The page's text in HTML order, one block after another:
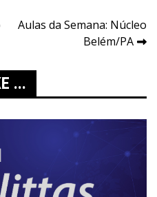
Aulas da Semana: Núcleo
Belém/PA
...